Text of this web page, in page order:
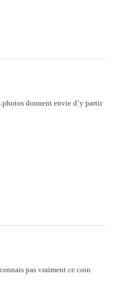
photos donnent envie d’y partir
pas vraiment ce coin